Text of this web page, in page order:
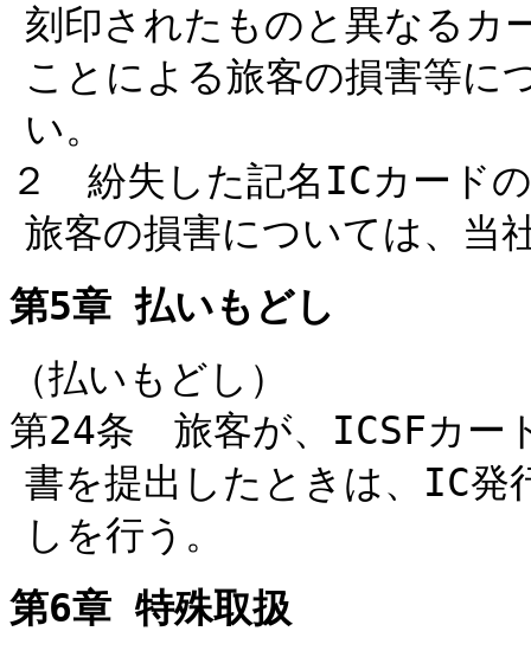
刻印されたものと異なるカ
ことによる旅客の損害等に
い。
２ 紛失した記名ICカード
旅客の損害については、当
第5章 払いもどし
（払いもどし）
第24条 旅客が、ICSFカー
書を提出したときは、IC発
しを行う。
第6章 特殊取扱